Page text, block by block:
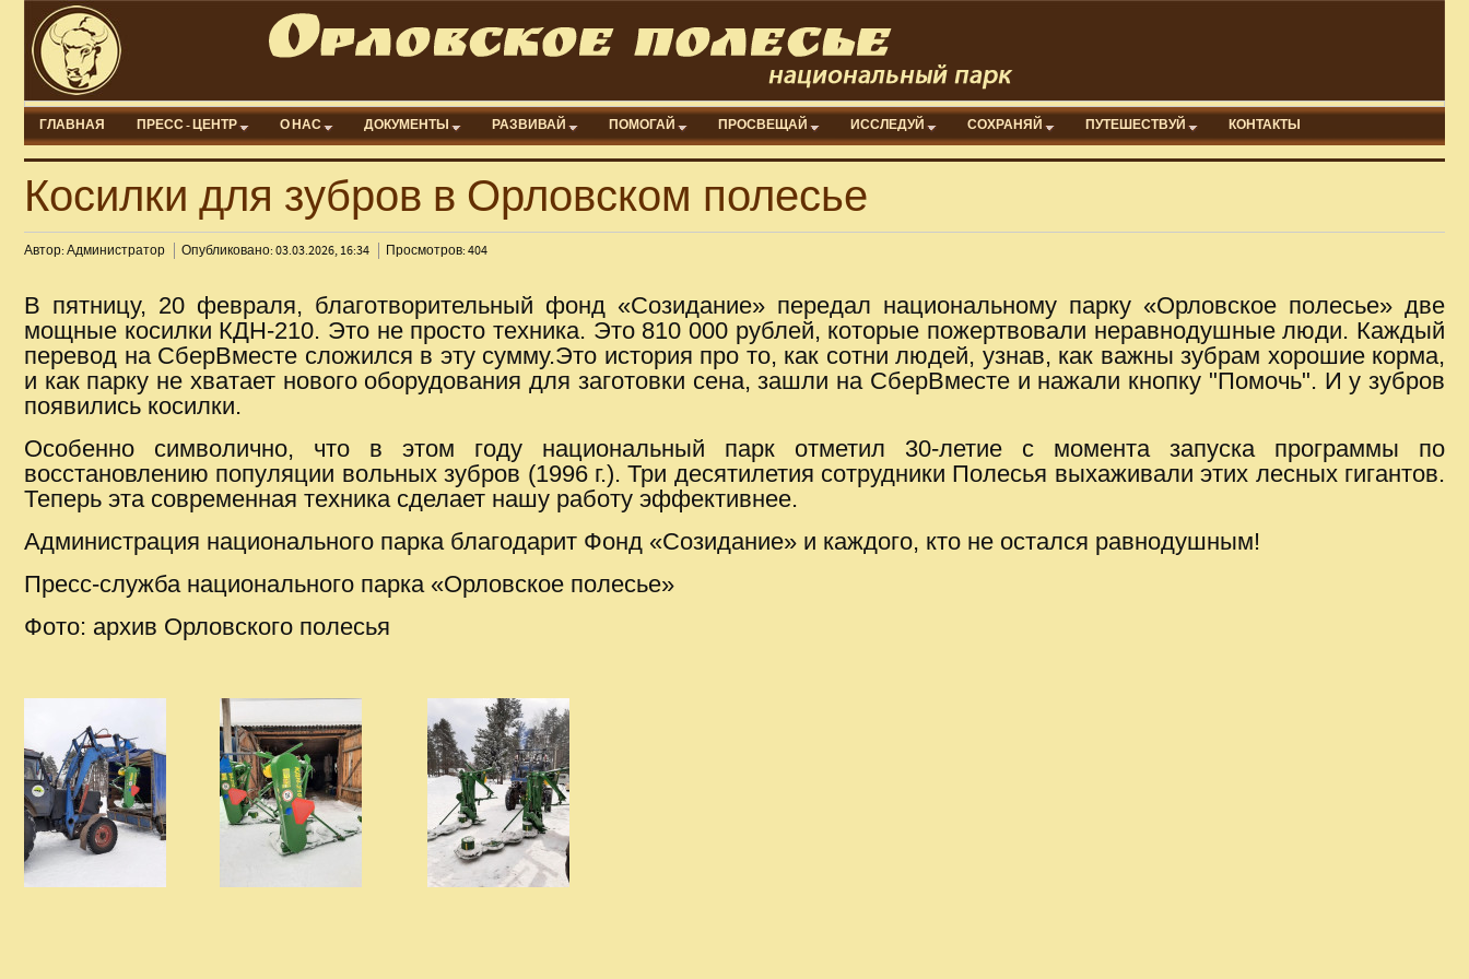
ГЛАВНАЯ ПРЕСС - ЦЕНТР О НАС ДОКУМЕНТЫ РАЗВИВАЙ ПОМОГАЙ ПРОСВЕЩАЙ ИССЛЕДУЙ СОХРАНЯЙ ПУТЕШЕСТВУЙ КОНТАКТЫ
Косилки для зубров в Орловском полесье
Автор: Администратор Опубликовано: 03.03.2026, 16:34 Просмотров: 404
В пятницу, 20 февраля, благотворительный фонд «Созидание» передал национальному парку «Орловское полесье» две
мощные косилки КДН-210. Это не просто техника. Это 810 000 рублей, которые пожертвовали неравнодушные люди. Каждый
перевод на СберВместе сложился в эту сумму.Это история про то, как сотни людей, узнав, как важны зубрам хорошие корма,
и как парку не хватает нового оборудования для заготовки сена, зашли на СберВместе и нажали кнопку "Помочь". И у зубров
появились косилки.
Особенно символично, что в этом году национальный парк отметил 30-летие с момента запуска программы по
восстановлению популяции вольных зубров (1996 г.). Три десятилетия сотрудники Полесья выхаживали этих лесных гигантов.
Теперь эта современная техника сделает нашу работу эффективнее.
Администрация национального парка благодарит Фонд «Созидание» и каждого, кто не остался равнодушным!
Пресс-служба национального парка «Орловское полесье»
Фото: архив Орловского полесья